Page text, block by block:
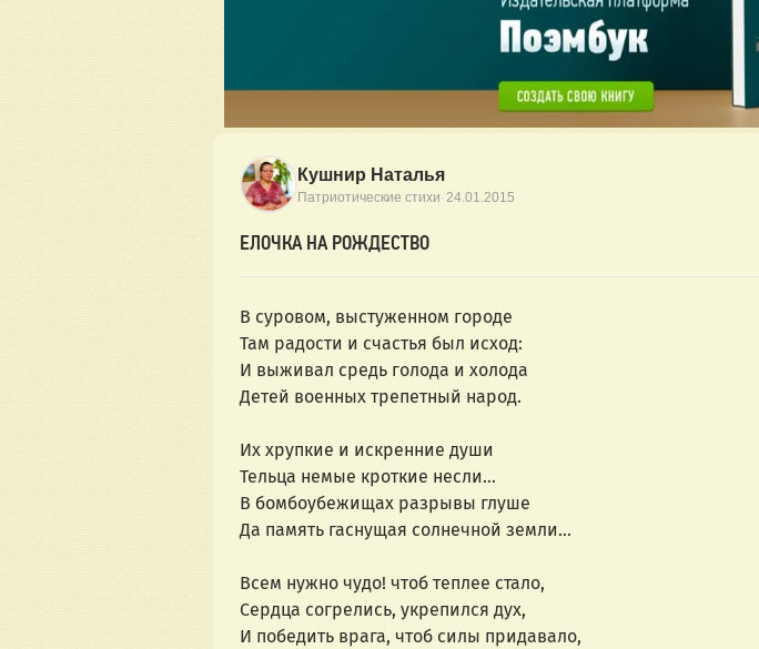
Кушнир Наталья
Патриотические стихи ·24.01.2015
ЕЛОЧКА НА РОЖДЕСТВО
В суровом, выстуженном городе
Там радости и счастья был исход:
И выживал средь голода и холода
Детей военных трепетный народ.
Их хрупкие и искренние души
Тельца немые кроткие несли…
В бомбоубежищах разрывы глуше
Да память гаснущая солнечной земли…
Всем нужно чудо! чтоб теплее стало,
Сердца согрелись, укрепился дух,
И победить врага, чтоб силы придавало,